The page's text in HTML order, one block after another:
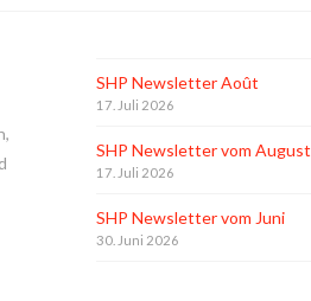
SHP Newsletter Août
17. Juli 2026
SHP Newsletter vom August
17. Juli 2026
SHP Newsletter vom Juni
30. Juni 2026